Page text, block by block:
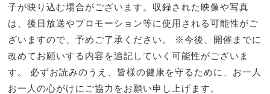
子が映り込む場合がございます。収録された映像や写真
は、後日放送やプロモーション等に使用される可能性がご
ざいますので、予めご了承ください。 ※今後、開催までに
改めてお願いする内容を追記していく可能性がございま
す。 必ずお読みのうえ、皆様の健康を守るために、お一人
お一人の心がけにご協力をお願い申し上げます。